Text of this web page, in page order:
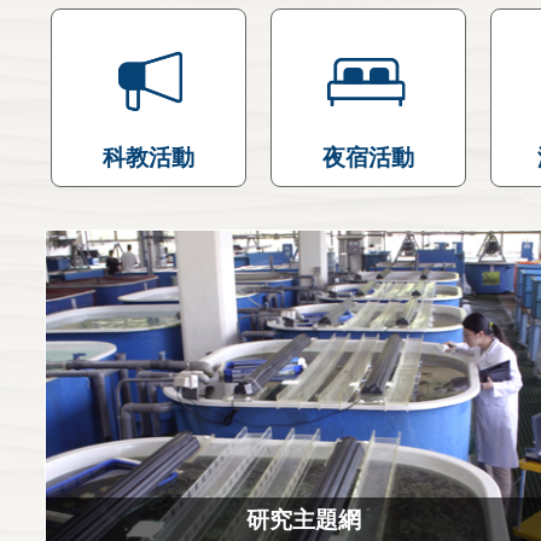
科教活動 夜宿活動
研究主題網